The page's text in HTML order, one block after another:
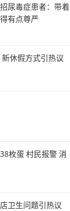
尿毒症患者：带着
有点尊严
休假方式引热议
枚蛋 村民报警 消
卫生问题引热议